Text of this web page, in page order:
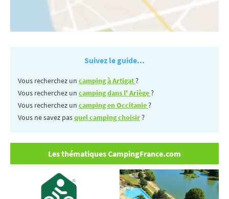
Suivez le guide...
Vous recherchez un camping à Artigat?
Vous recherchez un camping dans l' Ariège?
Vous recherchez un camping en Occitanie?
Vous ne savez pasquel camping choisir?
Les thématiques CampingFrance.com